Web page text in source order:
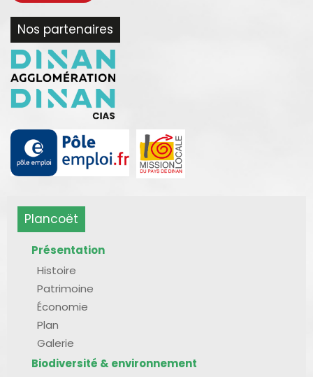
Nos partenaires
Plancoët
Présentation
Histoire
Patrimoine
Économie
Plan
Galerie
Biodiversité & environnement